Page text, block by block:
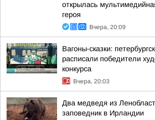
открылась
героя
Вчера, 20:09
Вагоны-сказки:
расписали победители
конкурса
Вчера, 20:03
Два медведя из
заповедник в Ирландии